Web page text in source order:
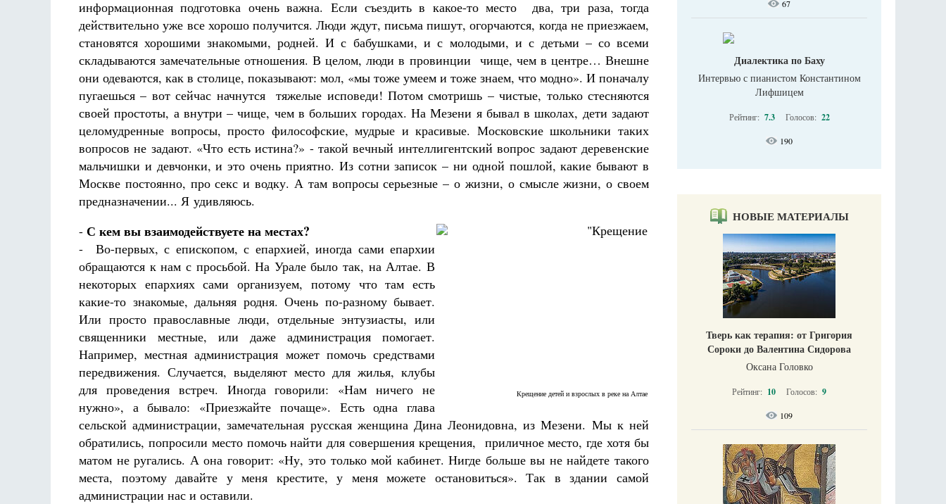
информационная подготовка очень важна. Если съездить в какое-то место два, три раза, тогда
действительно уже все хорошо получится. Люди ждут, письма пишут, огорчаются, когда не приезжаем,
становятся хорошими знакомыми, родней. И с бабушками, и с молодыми, и с детьми – со всеми
складываются замечательные отношения. В целом, люди в провинции чище, чем в центре… Внешне
они одеваются, как в столице, показывают: мол, «мы тоже умеем и тоже знаем, что модно». И поначалу
пугаешься – вот сейчас начнутся тяжелые исповеди! Потом смотришь – чистые, только стесняются
своей простоты, а внутри – чище, чем в больших городах. На Мезени я бывал в школах, дети задают
целомудренные вопросы, просто философские, мудрые и красивые. Московские школьники таких
вопросов не задают. «Что есть истина?» - такой вечный интеллигентский вопрос задают деревенские
мальчишки и девчонки, и это очень приятно. Из сотни записок – ни одной пошлой, какие бывают в
Москве постоянно, про секс и водку. А там вопросы серьезные – о жизни, о смысле жизни, о своем
предназначении... Я удивляюсь.
Крещение детей и взрослых в реке на Алтае
- С кем вы взаимодействуете на местах?
- Во-первых, с епископом, с епархией, иногда сами епархии
обращаются к нам с просьбой. На Урале было так, на Алтае. В
некоторых епархиях сами организуем, потому что там есть
какие-то знакомые, дальняя родня. Очень по-разному бывает.
Или просто православные люди, отдельные энтузиасты, или
священники местные, или даже администрация помогает.
Например, местная администрация может помочь средствами
передвижения. Случается, выделяют место для жилья, клубы
для проведения встреч. Иногда говорили: «Нам ничего не
нужно», а бывало: «Приезжайте почаще». Есть одна глава
сельской администрации, замечательная русская женщина Дина Леонидовна, из Мезени. Мы к ней
обратились, попросили место помочь найти для совершения крещения, приличное место, где хотя бы
матом не ругались. А она говорит: «Ну, это только мой кабинет. Нигде больше вы не найдете такого
места, поэтому давайте у меня крестите, у меня можете остановиться». Так в здании самой
администрации нас и оставили.
67
Диалектика по Баху
Интервью с пианистом Константином
Лифшицем
Рейтинг: 7.3 Голосов: 22
190
НОВЫЕ МАТЕРИАЛЫ
Тверь как терапия: от Григория
Сороки до Валентина Сидорова
Оксана Головко
Рейтинг: 10 Голосов: 9
109